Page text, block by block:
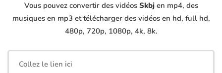
Vous pouvez convertir des vidéos Skbjen mp4, des
musiques en mp3 et télécharger des vidéos en hd, full hd,
480p, 720p, 1080p, 4k, 8k.